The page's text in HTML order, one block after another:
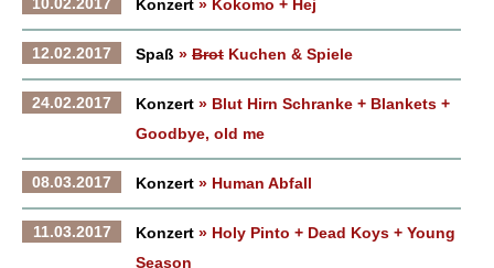
Konzert » Kokomo + Hej
12.02.2017 Spaß » Brot Kuchen & Spiele
24.02.2017 Konzert » Blut Hirn Schranke + Blankets +
Goodbye, old me
08.03.2017 Konzert » Human Abfall
11.03.2017 Konzert » Holy Pinto + Dead Koys + Young
Season